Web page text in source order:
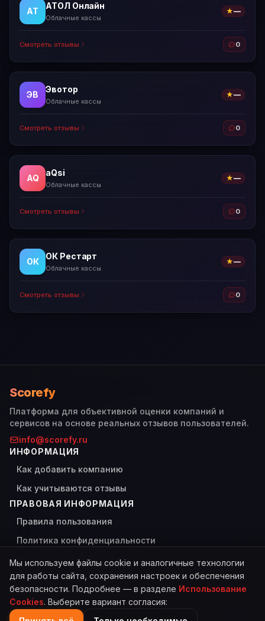
АТ
АТОЛ Онлайн
Облачные кассы
★—
Смотреть отзывы 0
ЭВ
Эвотор
Облачные кассы
★—
Смотреть отзывы 0
AQ
aQsi
Облачные кассы
★—
Смотреть отзывы 0
ОК
ОК Рестарт
Облачные кассы
★—
Смотреть отзывы 0
Scorefy
Платформа для объективной оценки компаний и
сервисов на основе реальных отзывов пользователей.
info@scorefy.ru
ИНФОРМАЦИЯ
Как добавить компанию
Как учитываются отзывы
ПРАВОВАЯ ИНФОРМАЦИЯ
Правила пользования
Политика конфиденциальности
Использование Cookies
© 2026 Scorefy. Все права защищены.
Сделано с для пользователей
Мы используем файлы cookie и аналогичные технологии
для работы сайта, сохранения настроек и обеспечения
безопасности. Подробнее — в разделе Использование
Cookies. Выберите вариант согласия: